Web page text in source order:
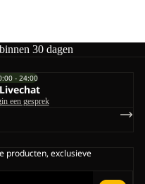
30 dagen
- 24:00
een gesprek
producten, exclusieve